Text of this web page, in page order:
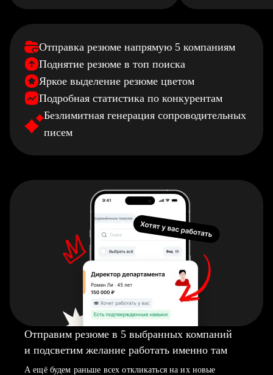
Отправка резюме напрямую 5 компаниям
Поднятие резюме в топ поиска
Яркое выделение резюме цветом
Подробная статистика по конкурентам
Безлимитная генерация сопроводительных
писем
Отправим резюме в 5 выбранных компаний
и подсветим желание работать именно там
А ещё будем раньше всех откликаться на их новые